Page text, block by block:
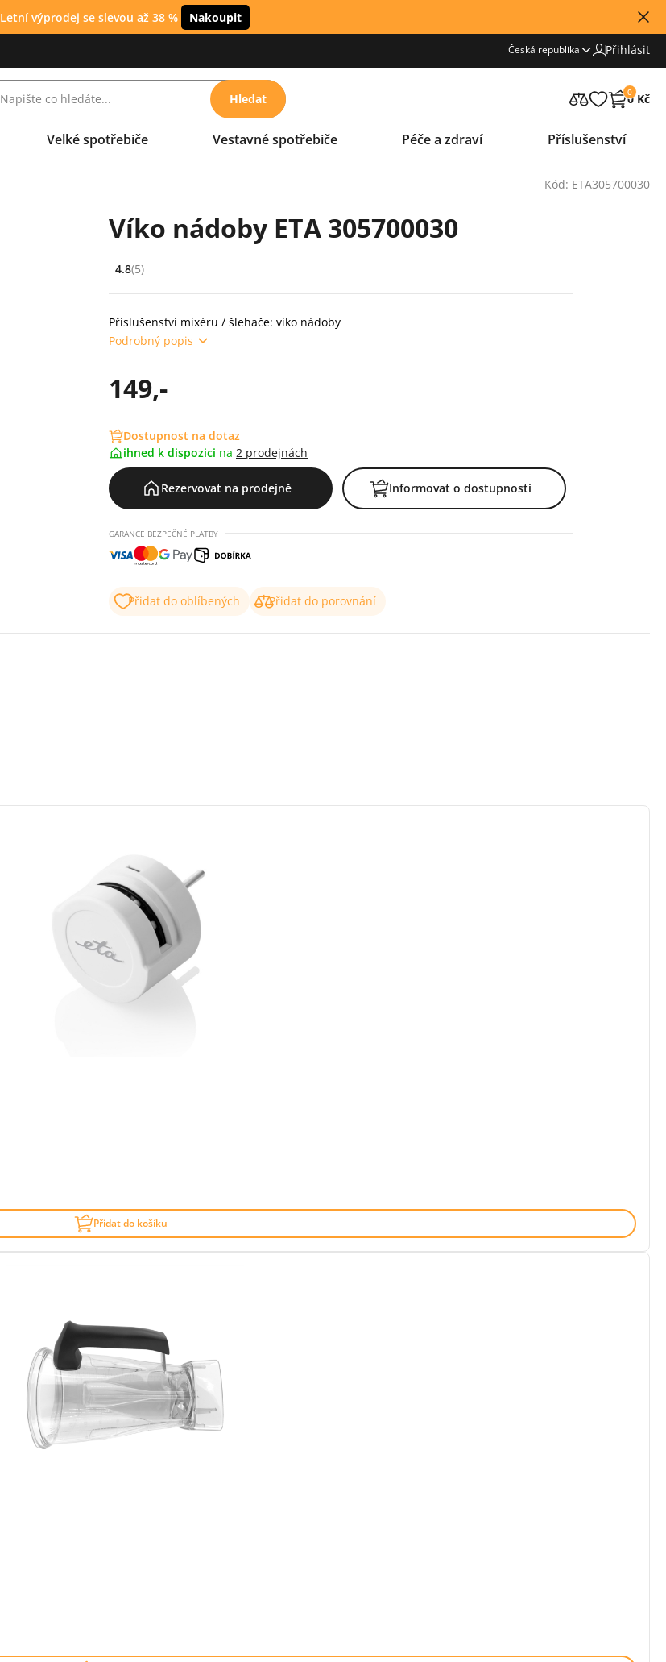
Letní výprodej se slevou až 38 % Nakoupit
Česká republika Přihlásit
Hledat 0
0 Kč
Velké spotřebiče Vestavné spotřebiče Péče a zdraví Příslušenství
Kód: ETA305700030
Víko nádoby ETA 305700030
Hodnocení: 4.8 z 5 (5 recenzí)
4.8(5)
Příslušenství mixéru / šlehače: víko nádoby
Podrobný popis
149,-
Dostupnost na dotaz
ihned k dispozici na 2 prodejnách
Rezervovat na prodejně Informovat o dostupnosti
GARANCE BEZPEČNÉ PLATBY
Přidat do oblíbených
Přidat do porovnání
Přidat do košíku